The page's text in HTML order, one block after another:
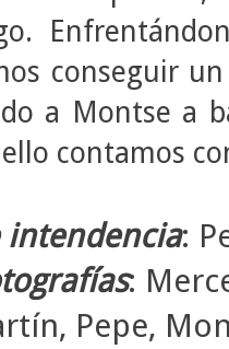
conseguir
a Montse a
ello contamos
intendencia:
:
Pepe,